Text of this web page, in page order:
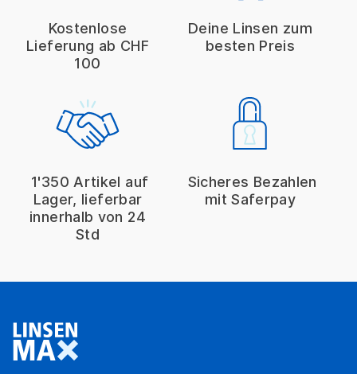
Kostenlose
Lieferung ab CHF
100
Deine Linsen zum
besten Preis
1'350 Artikel auf
Lager, lieferbar
innerhalb von 24
Std
Sicheres Bezahlen
mit Saferpay